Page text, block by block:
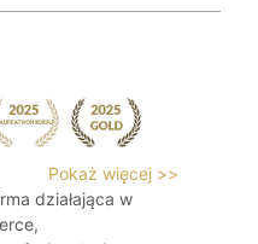
Pokaż więcej >>
działająca w